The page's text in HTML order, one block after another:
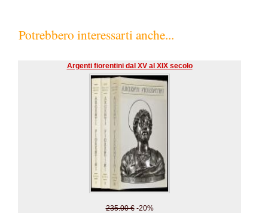
Potrebbero interessarti anche...
Argenti fiorentini dal XV al XIX secolo
235.00 €-20%